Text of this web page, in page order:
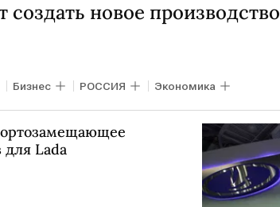
новое производство
Бизнес РОССИЯ Экономика
Антон Алиханов Минпромторг СНГ
для Lada